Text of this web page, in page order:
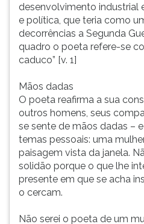
desenvolvimento industrial
e política, que teria como
decorrências a Segunda
quadro o poeta refere-se
caduco” [v. 1]
Mãos dadas
O poeta reafirma a sua
outros homens, seus
se sente de mãos dadas –
temas pessoais: uma
paisagem vista da janela.
solidão porque o que lhe
presente em que se acha
o cercam.
Não serei o poeta de um